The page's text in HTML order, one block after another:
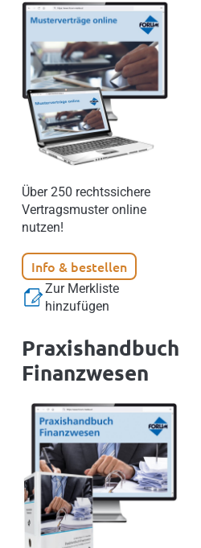
Über 250 rechtssichere
Vertragsmuster online
nutzen!
Info & bestellen
Zur Merkliste
hinzufügen
Praxishandbuch
Finanzwesen